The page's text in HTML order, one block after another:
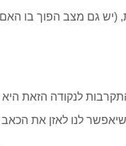
(יש גם מצב הפוך בו
לנקודה הזאת
לנו לאזן את הכאב